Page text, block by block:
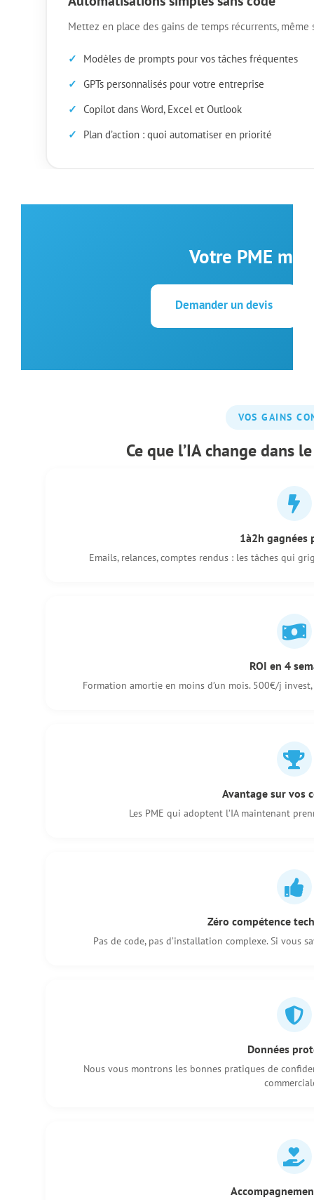
Mettez en place des gains de temps récurrents, même
Modèles de prompts pour vos tâches fréquentes
GPTs personnalisés pour votre entreprise
Copilot dans Word, Excel et Outlook
Plan d’action : quoi automatiser en priorité
Votre PME
Demander un devis
VOS GAINS
Ce que l’IA change dans
1à2h gagnées
Emails, relances, comptes rendus : les tâches qui
ROI en 4
Formation amortie en moins d’un mois. 500€/j
Avantage sur vos
Les PME qui adoptent l’IA maintenant
Zéro compétence
Pas de code, pas d’installation complexe. Si vous
Données
Nous vous montrons les bonnes pratiques de